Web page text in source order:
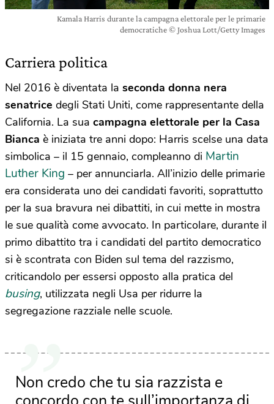
Kamala Harris durante la campagna elettorale per le primarie
democratiche © Joshua Lott/Getty Images
Carriera politica
Nel 2016 è diventata la seconda donna nera
senatrice degli Stati Uniti, come rappresentante della
California. La sua campagna elettorale per la Casa
Bianca è iniziata tre anni dopo: Harris scelse una data
simbolica – il 15 gennaio, compleanno di Martin
Luther King – per annunciarla. All’inizio delle primarie
era considerata uno dei candidati favoriti, soprattutto
per la sua bravura nei dibattiti, in cui mette in mostra
le sue qualità come avvocato. In particolare, durante il
primo dibattito tra i candidati del partito democratico
si è scontrata con Biden sul tema del razzismo,
criticandolo per essersi opposto alla pratica del
busing, utilizzata negli Usa per ridurre la
segregazione razziale nelle scuole.
Non credo che tu sia razzista e